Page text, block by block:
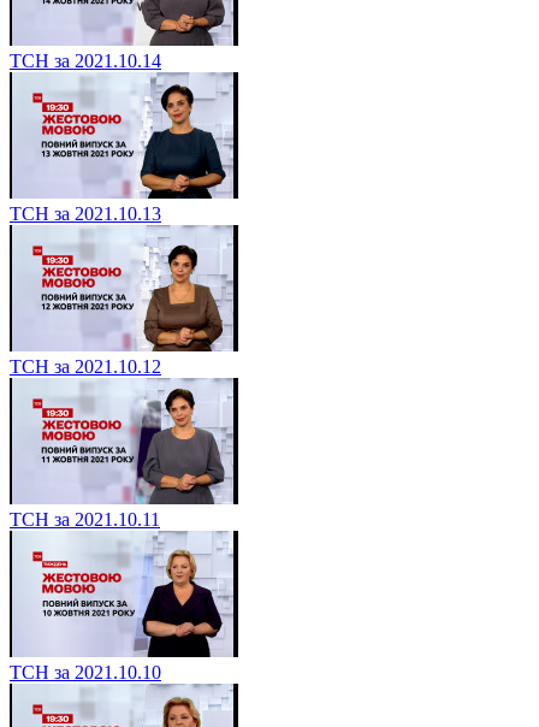
ТСН за 2021.10.14
ТСН за 2021.10.13
ТСН за 2021.10.12
ТСН за 2021.10.11
ТСН за 2021.10.10